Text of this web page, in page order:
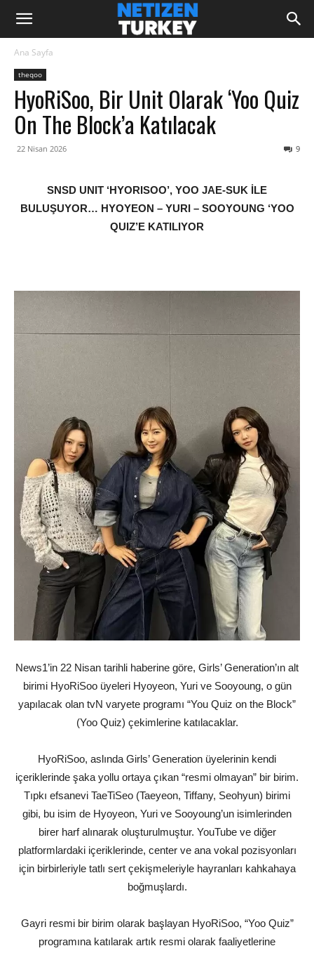
Ana Sayfa
theqoo
HyoRiSoo, Bir Unit Olarak ‘Yoo Quiz
On The Block’a Katılacak
22 Nisan 2026 9
SNSD UNIT ‘HYORISOO’, YOO JAE-SUK İLE
BULUŞUYOR… HYOYEON – YURI – SOOYOUNG ‘YOO
QUIZ’E KATILIYOR
News1’in 22 Nisan tarihli haberine göre, Girls’ Generation’ın alt
birimi HyoRiSoo üyeleri Hyoyeon, Yuri ve Sooyoung, o gün
yapılacak olan tvN varyete programı “You Quiz on the Block”
(Yoo Quiz) çekimlerine katılacaklar.
HyoRiSoo, aslında Girls’ Generation üyelerinin kendi
içeriklerinde şaka yollu ortaya çıkan “resmi olmayan” bir birim.
Tıpkı efsanevi TaeTiSeo (Taeyeon, Tiffany, Seohyun) birimi
gibi, bu isim de Hyoyeon, Yuri ve Sooyoung’un isimlerinden
birer harf alınarak oluşturulmuştur. YouTube ve diğer
platformlardaki içeriklerinde, center ve ana vokal pozisyonları
için birbirleriyle tatlı sert çekişmeleriyle hayranları kahkahaya
boğmuşlardı.
Gayri resmi bir birim olarak başlayan HyoRiSoo, “Yoo Quiz”
programına katılarak artık resmi olarak faaliyetlerine